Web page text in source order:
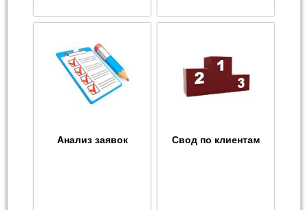
Анализ заявок Свод по клиентам